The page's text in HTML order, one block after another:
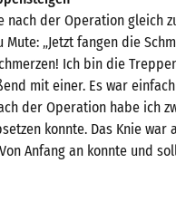
nach der Operation gleich
„Jetzt fangen die
Ich bin die
mit einer. Es war
der Operation habe ich
konnte. Das Knie war
Anfang an konnte und